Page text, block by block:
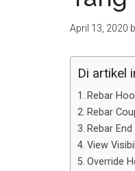
April 13, 2020
Di artikel
Rebar
Rebar
Rebar
View
Override